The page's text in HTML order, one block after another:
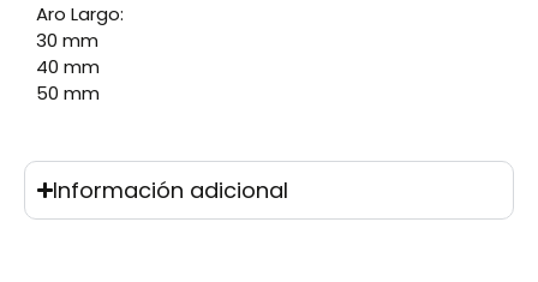
Aro Largo:
30 mm
40 mm
50 mm
Información adicional